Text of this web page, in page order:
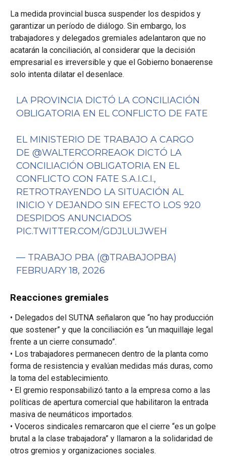
La medida provincial busca suspender los despidos y
garantizar un período de diálogo. Sin embargo, los
trabajadores y delegados gremiales adelantaron que no
acatarán la conciliación, al considerar que la decisión
empresarial es irreversible y que el Gobierno bonaerense
solo intenta dilatar el desenlace.
LA PROVINCIA DICTÓ LA CONCILIACIÓN
OBLIGATORIA EN EL CONFLICTO DE FATE
EL MINISTERIO DE TRABAJO A CARGO
DE@WALTERCORREAOK DICTÓ LA
CONCILIACIÓN OBLIGATORIA EN EL
CONFLICTO CON FATE S.A.I.C.I.,
RETROTRAYENDO LA SITUACIÓN AL
INICIO Y DEJANDO SIN EFECTO LOS 920
DESPIDOS ANUNCIADOS
PIC.TWITTER.COM/GDJLULJWEH
— TRABAJO PBA (@TRABAJOPBA)
FEBRUARY 18, 2026
Reacciones gremiales
• Delegados del SUTNA señalaron que “no hay producción
que sostener” y que la conciliación es “un maquillaje legal
frente a un cierre consumado”.
• Los trabajadores permanecen dentro de la planta como
forma de resistencia y evalúan medidas más duras, como
la toma del establecimiento.
• El gremio responsabilizó tanto a la empresa como a las
políticas de apertura comercial que habilitaron la entrada
masiva de neumáticos importados.
• Voceros sindicales remarcaron que el cierre “es un golpe
brutal a la clase trabajadora” y llamaron a la solidaridad de
otros gremios y organizaciones sociales.